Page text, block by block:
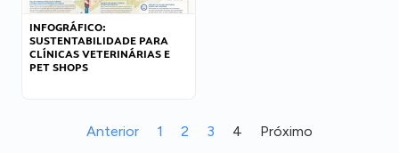
INFOGRÁFICO:
SUSTENTABILIDADE PARA
CLÍNICAS VETERINÁRIAS E
PET SHOPS
Anterior 1 2 3 4 Próximo